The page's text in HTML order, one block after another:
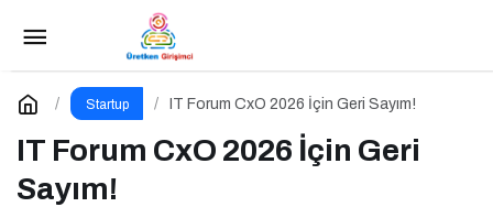
Startup IT Forum CxO 2026 İçin Geri Sayım!
IT Forum CxO 2026 İçin Geri
Sayım!
Bir Marka Manifestosu: Branding Türkiye’nin
Marka Hikayesi
Yorum Yap